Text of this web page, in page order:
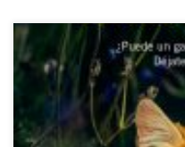
La novela que ha
todos y cada uno de sus
nos pregunta Rachel Wells, la